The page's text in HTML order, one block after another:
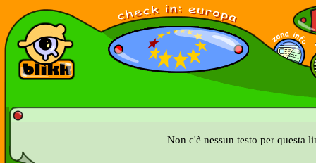
Non c'è nessun testo per questa